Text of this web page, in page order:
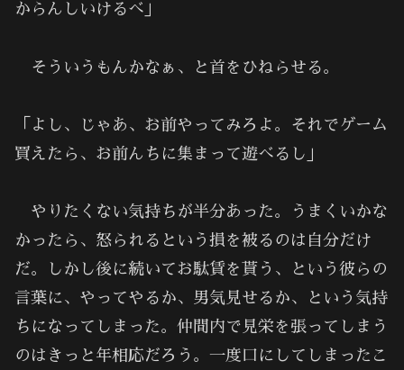
からんしいけるべ」
そういうもんかなぁ、と首をひねらせる。
「よし、じゃあ、お前やってみろよ。それでゲーム
買えたら、お前んちに集まって遊べるし」
やりたくない気持ちが半分あった。うまくいかな
かったら、怒られるという損を被るのは自分だけ
だ。しかし後に続いてお駄賃を貰う、という彼らの
言葉に、やってやるか、男気見せるか、という気持
ちになってしまった。仲間内で見栄を張ってしまう
のはきっと年相応だろう。一度口にしてしまったこ